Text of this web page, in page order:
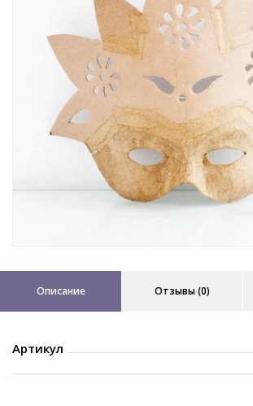
Описание Отзывы (0)
Артикул